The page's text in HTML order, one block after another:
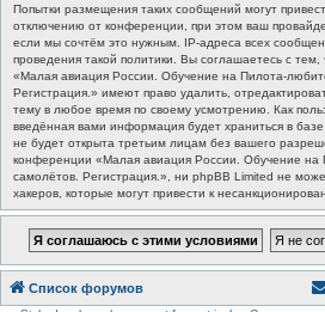
Попытки размещения таких сообщений могут
отключению от конференции, при этом ваш
если мы сочтём это нужным. IP-адреса всех
проведения такой политики. Вы соглашаетесь с
«Малая авиация России. Обучение на Пилота-
Регистрация.» имеют право удалить,
тему в любое время по своему усмотрению. Как
введённая вами информация будет храниться в
не будет открыта третьим лицам без вашего
конференции «Малая авиация России. Обучение
самолётов. Регистрация.», ни phpBB Limited не
хакеров, которые могут привести к
Список форумов